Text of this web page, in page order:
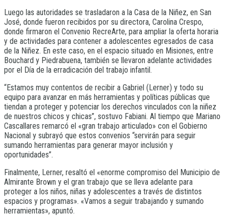
Luego las autoridades se trasladaron a la Casa de la Niñez, en San
José, donde fueron recibidos por su directora, Carolina Crespo,
donde firmaron el Convenio RecreArte, para ampliar la oferta horaria
y de actividades para contener a adolescentes egresados de casa
de la Niñez. En este caso, en el espacio situado en Misiones, entre
Bouchard y Piedrabuena, también se llevaron adelante actividades
por el Día de la erradicación del trabajo infantil.
“Estamos muy contentos de recibir a Gabriel (Lerner) y todo su
equipo para avanzar en más herramientas y políticas públicas que
tiendan a proteger y potenciar los derechos vinculados con la niñez
de nuestros chicos y chicas”, sostuvo Fabiani. Al tiempo que Mariano
Cascallares remarcó el «gran trabajo articulado» con el Gobierno
Nacional y subrayó que estos convenios “servirán para seguir
sumando herramientas para generar mayor inclusión y
oportunidades”.
Finalmente, Lerner, resaltó el «enorme compromiso del Municipio de
Almirante Brown y el gran trabajo que se lleva adelante para
proteger a los niños, niñas y adolescentes a través de distintos
espacios y programas». «Vamos a seguir trabajando y sumando
herramientas», apuntó.